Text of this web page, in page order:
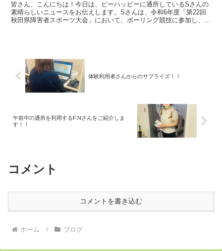
皆さん、こんにちは！今日は、ビーハッピーに通所しているSさんの
素晴らしいニュースをお伝えします。Sさんは、令和6年度「第22回
秋田県障害者スポーツ大会」において、ボーリング競技に参加し、優
体験利用者さんからのサプライズ！！
午前中の通所を利用するF.Nさんをご紹介しま
す！！
コメント
コメントを書き込む
ホーム ブログ